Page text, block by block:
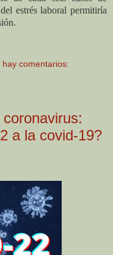
estrés laboral permitiría
hay comentarios:
a la covid-19?